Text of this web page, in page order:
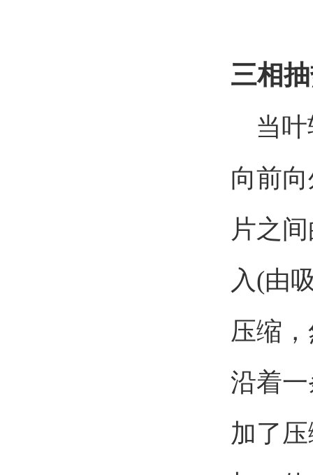
三相
当叶
向前
片之
入(由
压缩
沿着
加了